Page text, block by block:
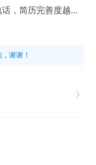
，简历完善度越
展示特长，期待你
谢谢！